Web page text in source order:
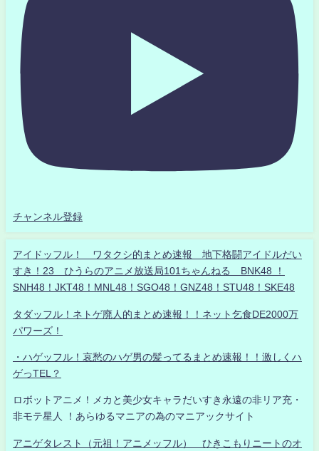
チャンネル登録
アイドッフル！ ワタクシ的まとめ速報 地下格闘アイドルだい
すき！23 ひうらのアニメ放送局101ちゃんねる BNK48 ！
SNH48！JKT48！MNL48！SGO48！GNZ48！STU48！SKE48
タダッフル！ネトゲ廃人的まとめ速報！！ネット乞食DE2000万
パワーズ！
・ハゲッフル！哀愁のハゲ男の髪ってるまとめ速報！！激しくハ
ゲっTEL？
ロボットアニメ！メカと美少女キャラだいすき永遠の非リア充・
非モテ星人 ！あらゆるマニアの為のマニアックサイト
アニゲタレスト（元祖！アニメッフル） ひきこもりニートのオ